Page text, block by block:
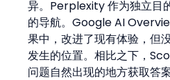
异。Perplexity 作为独立目
的导航。Google AI
果中，改进了现有体验，但
发生的位置。相比之下，
问题自然出现的地方获取答